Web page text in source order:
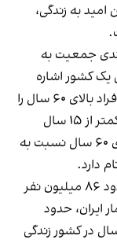
به زندگی،
جمعیت به
کشور اشاره
می‌کند. سالمندی جمعیت، درصد جمعیت افراد بالای ۶۰ سال را
نسبت به سایر گروه‌های سنی به ویژه افراد کمتر از ۱۵ سال
مقایسه‌ می‌کند. مقایسه جمعیت افراد بالای ۶۰ سال نسبت به
علامه با بیان اینکه جمعیت کنونی کشور حدود ۸۶ میلیون نفر
ایران، حدود
و ۵۰۰ هزار سالمند بالای ۶۵ سال در کشور زندگی